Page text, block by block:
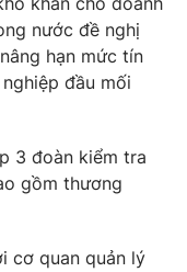
Quốc Thắng,
932
nước đề nghị
hạn mức tín
đầu mối
3 đoàn kiểm tra
gồm thương
cơ quan quản lý